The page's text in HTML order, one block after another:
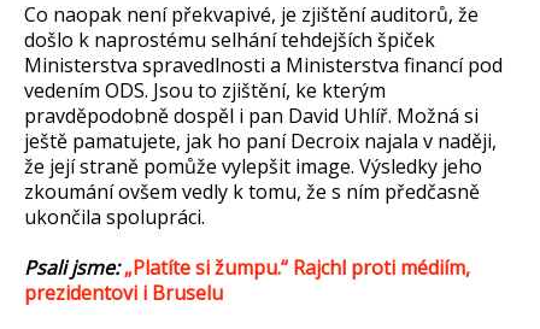
Co naopak není překvapivé, je zjištění auditorů, že
došlo k naprostému selhání tehdejších špiček
Ministerstva spravedlnosti a Ministerstva financí pod
vedením ODS. Jsou to zjištění, ke kterým
pravděpodobně dospěl i pan David Uhlíř. Možná si
ještě pamatujete, jak ho paní Decroix najala v naději,
že její straně pomůže vylepšit image. Výsledky jeho
zkoumání ovšem vedly k tomu, že s ním předčasně
ukončila spolupráci.
Psali jsme:„Platíte si žumpu.“ Rajchl proti médiím,
prezidentovi i Bruselu